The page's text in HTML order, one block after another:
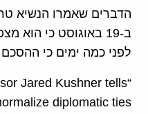
הדברים שאמרו הנשיא
ב-19 באוגוסט כי
לפני כמה ימים כי
Jared Kushner tells
diplomatic ties